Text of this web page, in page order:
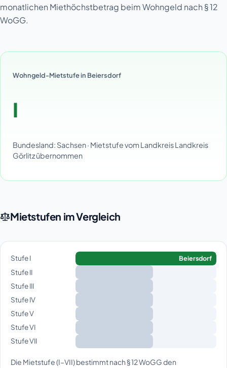
monatlichen Miethöchstbetrag beim Wohngeld nach § 12
WoGG.
Wohngeld-Mietstufe in Beiersdorf
I
Bundesland: Sachsen · Mietstufe vom Landkreis Landkreis
Görlitz übernommen
Mietstufen im Vergleich
Stufe I Beiersdorf
Stufe II
Stufe III
Stufe IV
Stufe V
Stufe VI
Stufe VII
Die Mietstufe (I–VII) bestimmt nach § 12 WoGG den